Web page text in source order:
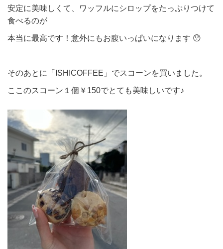
安定に美味しくて、ワッフルにシロップをたっぷりつけて
食べるのが
本当に最高です！意外にもお腹いっぱいになります 😯
そのあとに「ISHICOFFEE」でスコーンを買いました。
ここのスコーン１個￥150でとても美味しいです♪